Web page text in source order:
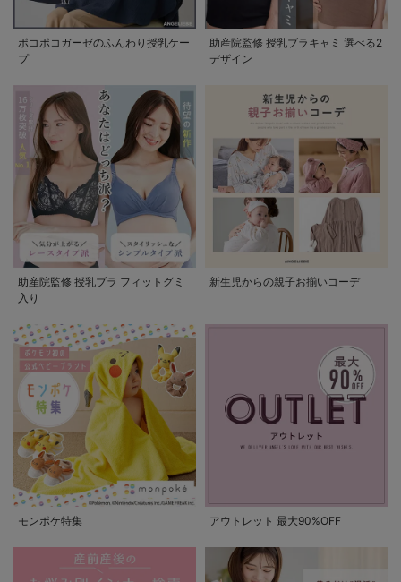
ポコポコガーゼのふんわり授乳ケー
プ
助産院監修 授乳ブラキャミ 選べる2
デザイン
助産院監修 授乳ブラ フィットグミ
入り
新生児からの親子お揃いコーデ
モンポケ特集 アウトレット 最大90%OFF